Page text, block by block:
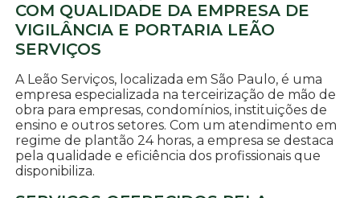
COM QUALIDADE DA EMPRESA DE
VIGILÂNCIA E PORTARIA LEÃO
SERVIÇOS
A Leão Serviços, localizada em São Paulo, é uma
empresa especializada na terceirização de mão de
obra para empresas, condomínios, instituições de
ensino e outros setores. Com um atendimento em
regime de plantão 24 horas, a empresa se destaca
pela qualidade e eficiência dos profissionais que
disponibiliza.